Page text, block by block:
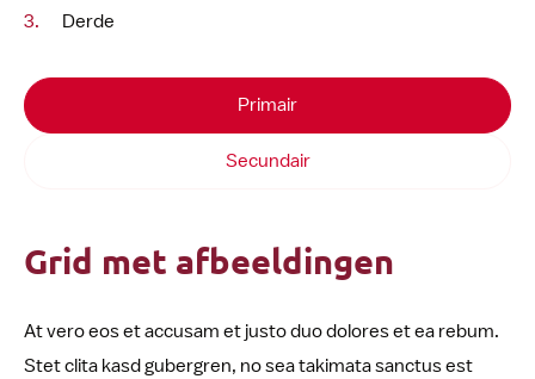
Derde
Primair
Secundair
Grid met afbeeldingen
At vero eos et accusam et justo duo dolores et ea rebum.
Stet clita kasd gubergren, no sea takimata sanctus est